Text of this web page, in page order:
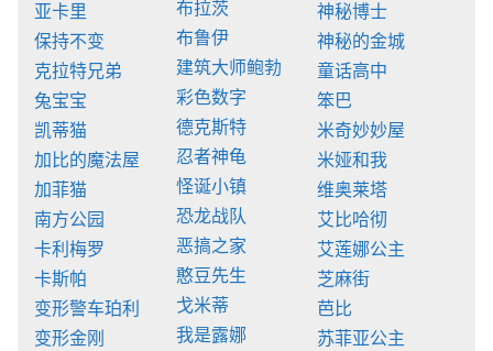
亚卡里
保持不变
克拉特兄弟
兔宝宝
凯蒂猫
加比的魔法屋
加菲猫
南方公园
卡利梅罗
卡斯帕
变形警车珀利
变形金刚
布拉茨
布鲁伊
建筑大师鲍勃
彩色数字
德克斯特
忍者神龟
怪诞小镇
恐龙战队
恶搞之家
憨豆先生
戈米蒂
我是露娜
神秘博士
神秘的金城
童话高中
笨巴
米奇妙妙屋
米娅和我
维奥莱塔
艾比哈彻
艾莲娜公主
芝麻街
芭比
苏菲亚公主